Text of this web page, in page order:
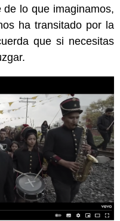
lo que imaginamos,
ha transitado por la
que si necesitas